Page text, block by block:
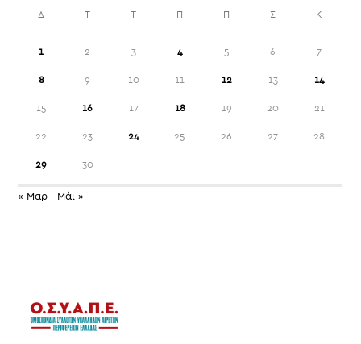
Δ Τ Τ Π Π Σ Κ
1 2 3 4 5 6 7
8 9 10 11 12 13 14
15 16 17 18 19 20 21
22 23 24 25 26 27 28
29 30
« Μαρ Μάι »